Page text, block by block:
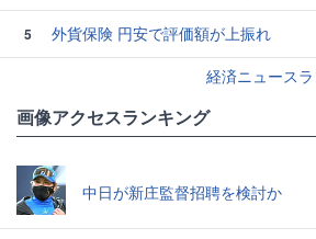
5
外貨保険 円安で評価額が上振れ
経済ニュース
画像アクセスランキング
中日が新庄監督招聘を検討か